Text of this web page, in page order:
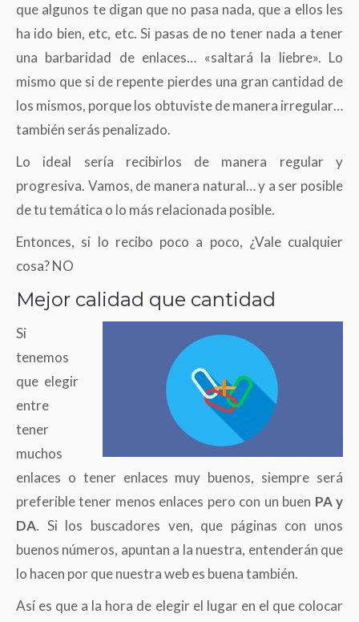
que algunos te digan que no pasa nada, que a ellos les
ha ido bien, etc, etc. Si pasas de no tener nada a tener
una barbaridad de enlaces… «saltará la liebre». Lo
mismo que si de repente pierdes una gran cantidad de
los mismos, porque los obtuviste de manera irregular…
también serás penalizado.
Lo ideal sería recibirlos de manera regular y
progresiva. Vamos, de manera natural… y a ser posible
de tu temática o lo más relacionada posible.
Entonces, si lo recibo poco a poco, ¿Vale cualquier
cosa? NO
Mejor calidad que cantidad
Si
tenemos
que elegir
entre
tener
muchos
enlaces o tener enlaces muy buenos, siempre será
preferible tener menos enlaces pero con un buen PA y
DA. Si los buscadores ven, que páginas con unos
buenos números, apuntan a la nuestra, entenderán que
lo hacen por que nuestra web es buena también.
Así es que a la hora de elegir el lugar en el que colocar